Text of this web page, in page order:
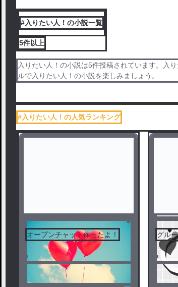
#入りたい人！の小説一覧
5件以上
入りたい人！の小説は5件投稿されています。
ルで入りたい人！の小説を楽しみましょう。
#入りたい人！の人気ランキング
オープンチャット作ったよ！ グル